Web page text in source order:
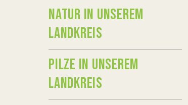
NATUR IN UNSEREM
LANDKREIS
PILZE IN UNSEREM
LANDKREIS